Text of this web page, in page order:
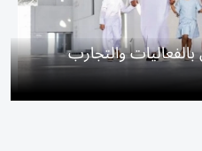
والتجارب